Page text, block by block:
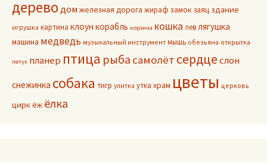
дереводомжелезная дорога жираф замокзаяц здание
игрушка картина клоун корабль корзина кошка левлягушка
машина медведь музыкальный инструмент мышь обезьяна открытка
петух планер птица рыба самолёт сердцеслон
снежинка собака тигр улитка утка храм цветы церковь
циркёж ёлка